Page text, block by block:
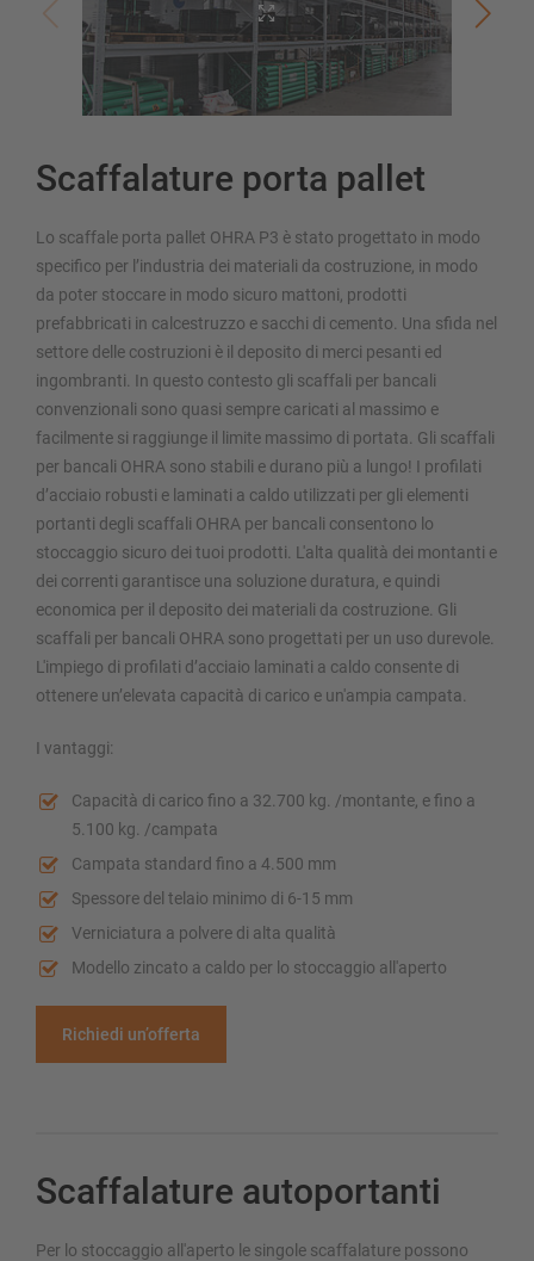
Scaffalature porta pallet
Lo scaffale porta pallet OHRA P3 è stato progettato in modo
specifico per l’industria dei materiali da costruzione, in modo
da poter stoccare in modo sicuro mattoni, prodotti
prefabbricati in calcestruzzo e sacchi di cemento. Una sfida nel
settore delle costruzioni è il deposito di merci pesanti ed
ingombranti. In questo contesto gli scaffali per bancali
convenzionali sono quasi sempre caricati al massimo e
facilmente si raggiunge il limite massimo di portata. Gli scaffali
per bancali OHRA sono stabili e durano più a lungo! I profilati
d’acciaio robusti e laminati a caldo utilizzati per gli elementi
portanti degli scaffali OHRA per bancali consentono lo
stoccaggio sicuro dei tuoi prodotti. L'alta qualità dei montanti e
dei correnti garantisce una soluzione duratura, e quindi
economica per il deposito dei materiali da costruzione. Gli
scaffali per bancali OHRA sono progettati per un uso durevole.
L'impiego di profilati d’acciaio laminati a caldo consente di
ottenere un’elevata capacità di carico e un'ampia campata.
I vantaggi:
Capacità di carico fino a 32.700 kg. /montante, e fino a
5.100 kg. /campata
Campata standard fino a 4.500 mm
Spessore del telaio minimo di 6-15 mm
Verniciatura a polvere di alta qualità
Modello zincato a caldo per lo stoccaggio all'aperto
Richiedi un’offerta
Scaffalature autoportanti
Per lo stoccaggio all'aperto le singole scaffalature possono